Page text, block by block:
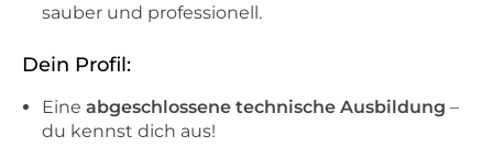
sauber und professionell.
Dein Profil:
Eine abgeschlossene technische Ausbildung –
du kennst dich aus!